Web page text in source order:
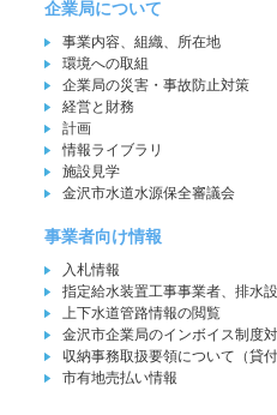
企業局について
事業内容、組織、所在地
環境への取組
企業局の災害・事故防止対策
経営と財務
計画
情報ライブラリ
施設見学
金沢市水道水源保全審議会
事業者向け情報
入札情報
指定給水装置工事事業者、排水
上下水道管路情報の閲覧
金沢市企業局のインボイス制度
収納事務取扱要領について（貸
市有地売払い情報